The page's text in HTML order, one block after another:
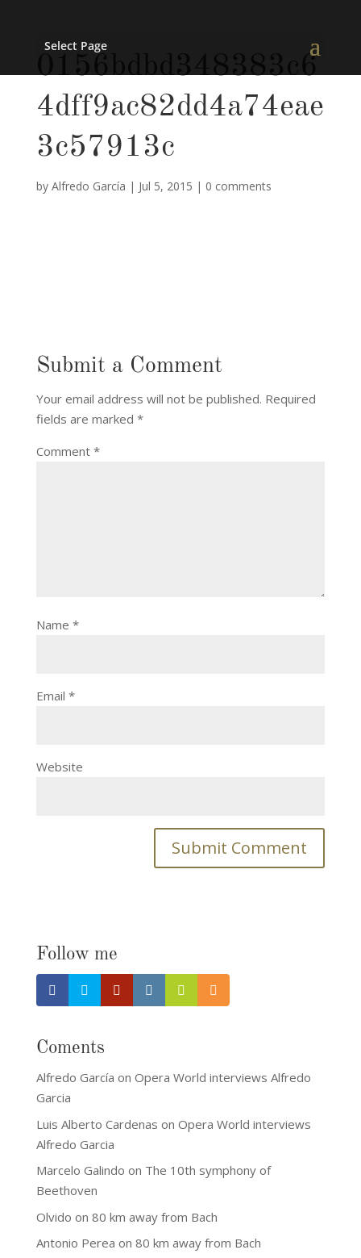
Select Page
0156bdbd348383c6
4dff9ac82dd4a74eae
3c57913c
by Alfredo García | Jul 5, 2015 | 0 comments
Submit a Comment
Your email address will not be published. Required
fields are marked *
Comment *
Name *
Email *
Website
Follow me
Coments
Alfredo García on Opera World interviews Alfredo
Garcia
Luis Alberto Cardenas on Opera World interviews
Alfredo Garcia
Marcelo Galindo on The 10th symphony of
Beethoven
Olvido on 80 km away from Bach
Antonio Perea on 80 km away from Bach